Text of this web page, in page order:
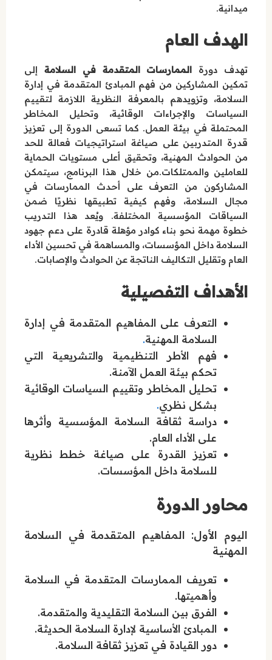
ميدانية.
الهدف العام
تهدف دورة الممارسات المتقدمة في السلامة إلى
تمكين المشاركين من فهم المبادئ المتقدمة في إدارة
السلامة، وتزويدهم بالمعرفة النظرية اللازمة لتقييم
السياسات والإجراءات الوقائية، وتحليل المخاطر
المحتملة في بيئة العمل. كما تسعى الدورة إلى تعزيز
قدرة المتدربين على صياغة استراتيجيات فعالة للحد
من الحوادث المهنية، وتحقيق أعلى مستويات الحماية
للعاملين والممتلكات.من خلال هذا البرنامج، سيتمكن
المشاركون من التعرف على أحدث الممارسات في
مجال السلامة، وفهم كيفية تطبيقها نظريًا ضمن
السياقات المؤسسية المختلفة. ويُعد هذا التدريب
خطوة مهمة نحو بناء كوادر مؤهلة قادرة على دعم جهود
السلامة داخل المؤسسات، والمساهمة في تحسين الأداء
العام وتقليل التكاليف الناتجة عن الحوادث والإصابات.
الأهداف التفصيلية
التعرف على المفاهيم المتقدمة في إدارة
السلامة المهنية.
فهم الأطر التنظيمية والتشريعية التي
تحكم بيئة العمل الآمنة.
تحليل المخاطر وتقييم السياسات الوقائية
بشكل نظري.
دراسة ثقافة السلامة المؤسسية وأثرها
على الأداء العام.
تعزيز القدرة على صياغة خطط نظرية
للسلامة داخل المؤسسات.
محاور الدورة
اليوم الأول: المفاهيم المتقدمة في السلامة
المهنية
تعريف الممارسات المتقدمة في السلامة
وأهميتها.
الفرق بين السلامة التقليدية والمتقدمة.
المبادئ الأساسية لإدارة السلامة الحديثة.
دور القيادة في تعزيز ثقافة السلامة.